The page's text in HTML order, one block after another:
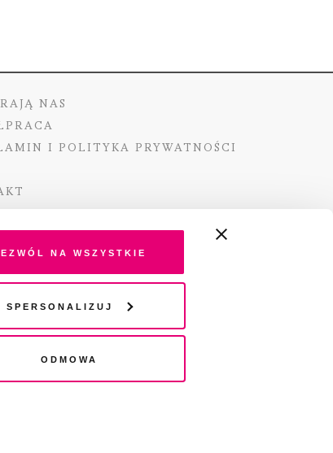
na wszystkie
Spersonalizuj
Odmowa
NAS
I POLITYKA PRYWATNOŚCI
środków Ministra Kultury i Dziedzictwa
z Funduszu Promocji Kultury –